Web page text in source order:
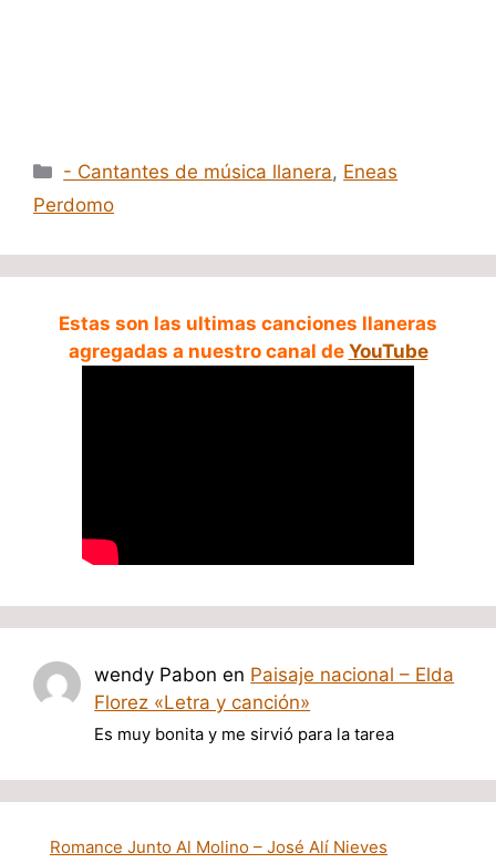
Categorías
- Cantantes de música llanera, Eneas
Perdomo
Estas son las ultimas canciones llaneras
agregadas a nuestro canal de YouTube
wendy Pabon en Paisaje nacional – Elda
Florez «Letra y canción»
Es muy bonita y me sirvió para la tarea
Romance Junto Al Molino – José Alí Nieves